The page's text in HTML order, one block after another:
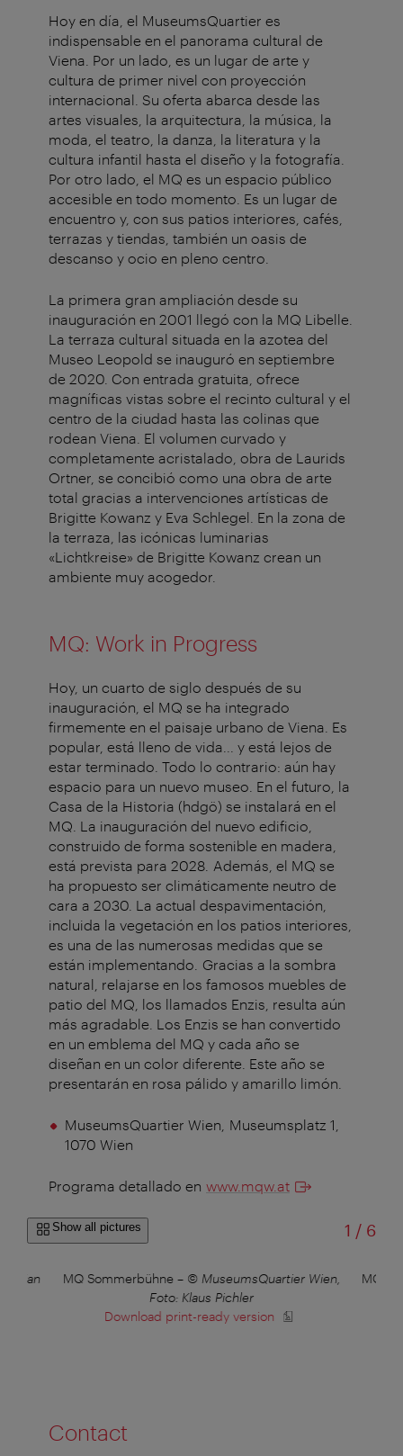
Hoy en día, el MuseumsQuartier es
indispensable en el panorama cultural de
Viena. Por un lado, es un lugar de arte y
cultura de primer nivel con proyección
internacional. Su oferta abarca desde las
artes visuales, la arquitectura, la música, la
moda, el teatro, la danza, la literatura y la
cultura infantil hasta el diseño y la fotografía.
Por otro lado, el MQ es un espacio público
accesible en todo momento. Es un lugar de
encuentro y, con sus patios interiores, cafés,
terrazas y tiendas, también un oasis de
descanso y ocio en pleno centro.
La primera gran ampliación desde su
inauguración en 2001 llegó con la MQ Libelle.
La terraza cultural situada en la azotea del
Museo Leopold se inauguró en septiembre
de 2020. Con entrada gratuita, ofrece
magníficas vistas sobre el recinto cultural y el
centro de la ciudad hasta las colinas que
rodean Viena. El volumen curvado y
completamente acristalado, obra de Laurids
Ortner, se concibió como una obra de arte
total gracias a intervenciones artísticas de
Brigitte Kowanz y Eva Schlegel. En la zona de
la terraza, las icónicas luminarias
«Lichtkreise» de Brigitte Kowanz crean un
ambiente muy acogedor.
MQ: Work in Progress
Hoy, un cuarto de siglo después de su
inauguración, el MQ se ha integrado
firmemente en el paisaje urbano de Viena. Es
popular, está lleno de vida... y está lejos de
estar terminado. Todo lo contrario: aún hay
espacio para un nuevo museo. En el futuro, la
Casa de la Historia (hdgö) se instalará en el
MQ. La inauguración del nuevo edificio,
construido de forma sostenible en madera,
está prevista para 2028. Además, el MQ se
ha propuesto ser climáticamente neutro de
cara a 2030. La actual despavimentación,
incluida la vegetación en los patios interiores,
es una de las numerosas medidas que se
están implementando. Gracias a la sombra
natural, relajarse en los famosos muebles de
patio del MQ, los llamados Enzis, resulta aún
más agradable. Los Enzis se han convertido
en un emblema del MQ y cada año se
diseñan en un color diferente. Este año se
presentarán en rosa pálido y amarillo limón.
MuseumsQuartier Wien, Museumsplatz 1,
1070 Wien
Programa detallado en www.mqw.at
Show all pictures 1 /of
6
MQ Sommerbühne– © MuseumsQuartier Wien,
Foto: Klaus Pichler
Download print-ready version
MQ
Contact